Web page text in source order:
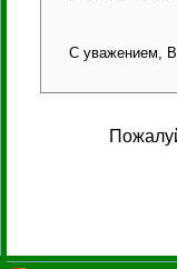
С уважением,